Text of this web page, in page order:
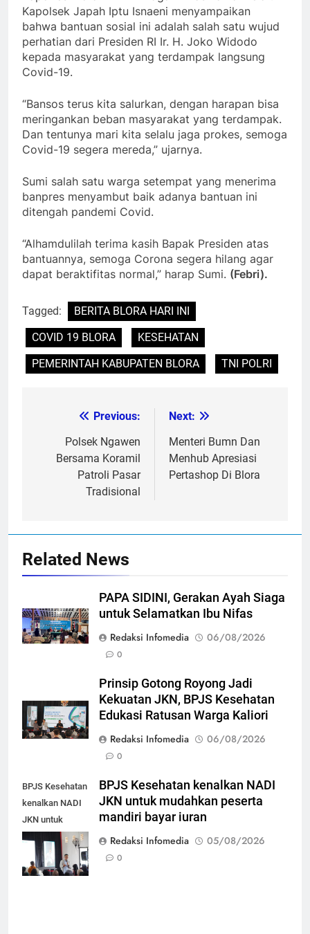
Kapolsek Japah Iptu Isnaeni menyampaikan
bahwa bantuan sosial ini adalah salah satu wujud
perhatian dari Presiden RI Ir. H. Joko Widodo
kepada masyarakat yang terdampak langsung
Covid-19.
“Bansos terus kita salurkan, dengan harapan bisa
meringankan beban masyarakat yang terdampak.
Dan tentunya mari kita selalu jaga prokes, semoga
Covid-19 segera mereda,” ujarnya.
Sumi salah satu warga setempat yang menerima
banpres menyambut baik adanya bantuan ini
ditengah pandemi Covid.
“Alhamdulilah terima kasih Bapak Presiden atas
bantuannya, semoga Corona segera hilang agar
dapat beraktifitas normal,” harap Sumi. (Febri).
Tagged:
BERITA BLORA HARI INI
COVID 19 BLORA
KESEHATAN
PEMERINTAH KABUPATEN BLORA
TNI POLRI
navigation
Previous:
Polsek Ngawen
Bersama Koramil
Patroli Pasar
Tradisional
Next:
Menteri Bumn Dan
Menhub Apresiasi
Pertashop Di Blora
Related News
PAPA SIDINI, Gerakan Ayah Siaga
untuk Selamatkan Ibu Nifas
Redaksi Infomedia
06/08/2026
0
Prinsip Gotong Royong Jadi
Kekuatan JKN, BPJS Kesehatan
Edukasi Ratusan Warga Kaliori
Redaksi Infomedia
06/08/2026
0
BPJS Kesehatan
kenalkan NADI
JKN untuk
mudahkan
peserta mandiri
bayar iuran
BPJS Kesehatan kenalkan NADI
JKN untuk mudahkan peserta
mandiri bayar iuran
Redaksi Infomedia
05/08/2026
0